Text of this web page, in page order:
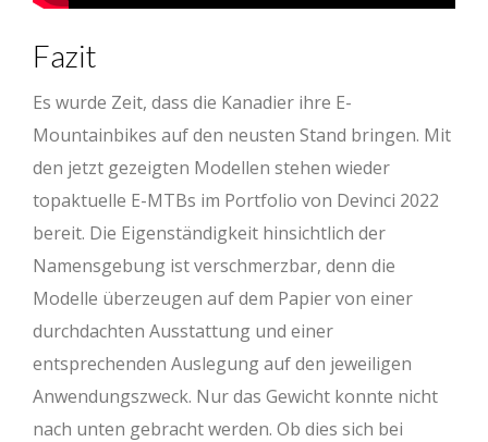
Fazit
Es wurde Zeit, dass die Kanadier ihre E-
Mountainbikes auf den neusten Stand bringen. Mit
den jetzt gezeigten Modellen stehen wieder
topaktuelle E-MTBs im Portfolio von Devinci 2022
bereit. Die Eigenständigkeit hinsichtlich der
Namensgebung ist verschmerzbar, denn die
Modelle überzeugen auf dem Papier von einer
durchdachten Ausstattung und einer
entsprechenden Auslegung auf den jeweiligen
Anwendungszweck. Nur das Gewicht konnte nicht
nach unten gebracht werden. Ob dies sich bei